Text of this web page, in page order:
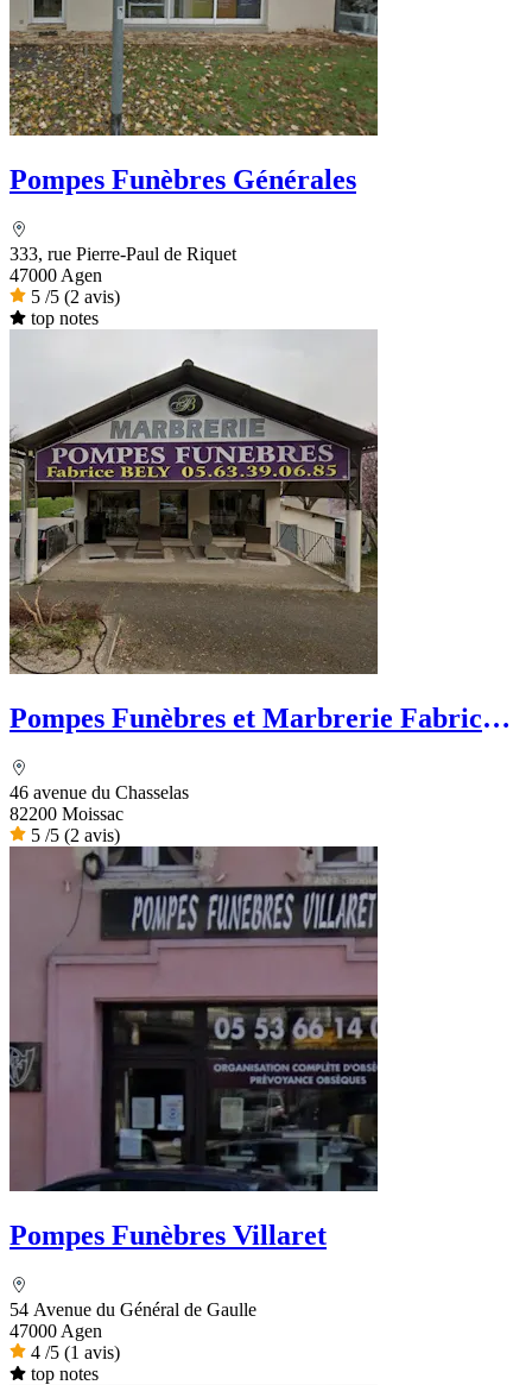
Pompes Funèbres Générales
333, rue Pierre-Paul de Riquet
47000 Agen
5 /5 (2 avis)
top notes
Pompes Funèbres et Marbrerie Fabrice
46 avenue du Chasselas
82200 Moissac
5 /5 (2 avis)
Pompes Funèbres Villaret
54 Avenue du Général de Gaulle
47000 Agen
4 /5 (1 avis)
top notes